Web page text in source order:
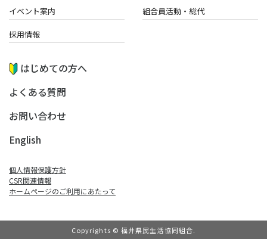
イベント案内 組合員活動・総代
採用情報
はじめての方へ
よくある質問
お問い合わせ
English
個人情報保護方針
CSR関連情報
ホームページのご利⽤にあたって
Copyrights © 福井県民生活協同組合.